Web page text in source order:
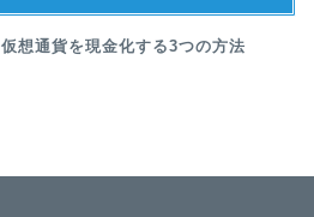
仮想通貨を現金化する3つの方法